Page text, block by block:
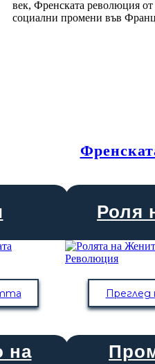
век, Френската революция
социални промени във
Роля
на